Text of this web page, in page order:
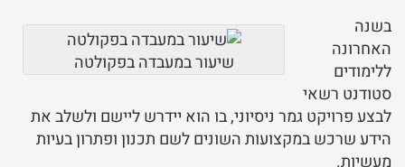
שיעור במעבדה בפקולטה
בשנה
האחרונה
ללימודים
סטודנט רשאי
לבצע פרויקט גמר ניסיוני, בו הוא יידרש ליישם ולשלב את
הידע שרכש במקצועות השונים לשם תכנון ופתרון בעיות